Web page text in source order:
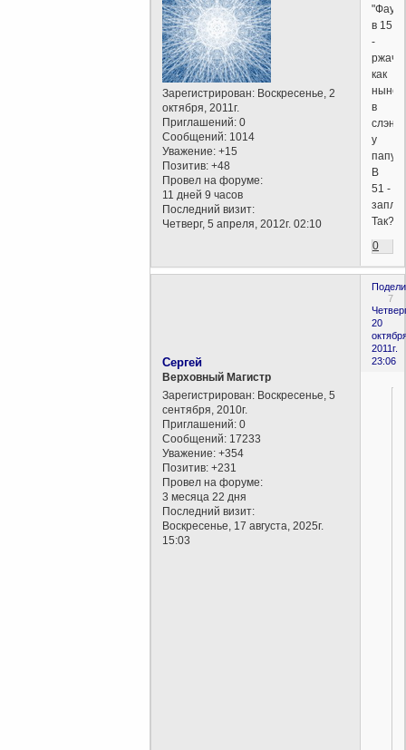
Зарегистрирован: Воскресенье, 2
октября, 2011г.
Приглашений: 0
Сообщений: 1014
Уважение: +15
Позитив: +48
Провел на форуме:
11 дней 9 часов
Последний визит:
Четверг, 5 апреля, 2012г. 02:10
в 15
-
как
ныне
в
слэнге
у
В
51 -
Так?
0
7
20
2011г.
23:06
Сергей
Верховный Магистр
Зарегистрирован: Воскресенье, 5
сентября, 2010г.
Приглашений: 0
Сообщений: 17233
Уважение: +354
Позитив: +231
Провел на форуме:
3 месяца 22 дня
Последний визит:
Воскресенье, 17 августа, 2025г.
15:03